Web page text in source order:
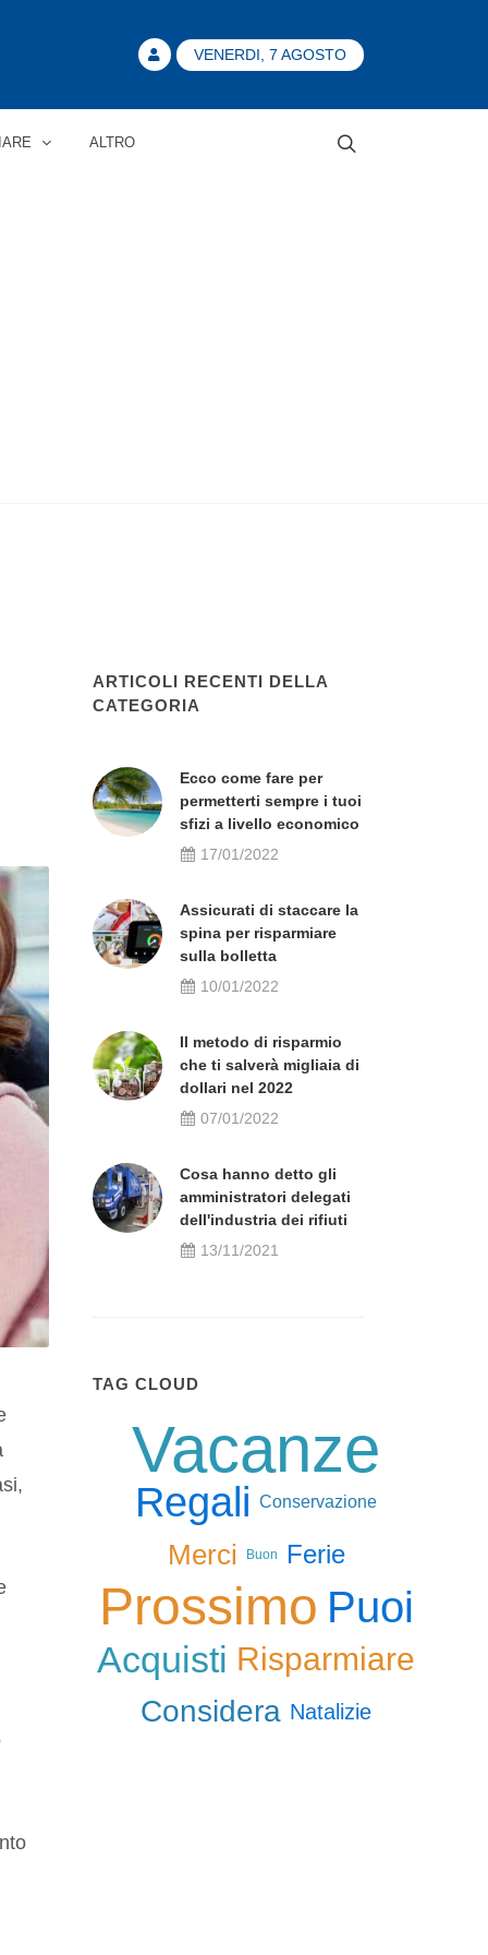
VENERDI, 7 AGOSTO
ALTRO
ARTICOLI RECENTI DELLA
CATEGORIA
Ecco come fare per
permetterti sempre i tuoi
sfizi a livello economico
17/01/2022
Assicurati di staccare la
spina per risparmiare
sulla bolletta
10/01/2022
Il metodo di risparmio
che ti salverà migliaia di
dollari nel 2022
07/01/2022
Cosa hanno detto gli
amministratori delegati
dell'industria dei rifiuti
13/11/2021
TAG CLOUD
Vacanze
Regali Conservazione
Merci Buon Ferie
Prossimo Puoi
Acquisti Risparmiare
Considera Natalizie